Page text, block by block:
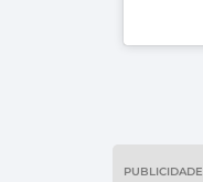
PUBLICIDADE